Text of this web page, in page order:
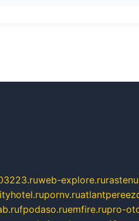
web-explore.ru
pornv.ru
fpodaso.ruemfire.rupro-